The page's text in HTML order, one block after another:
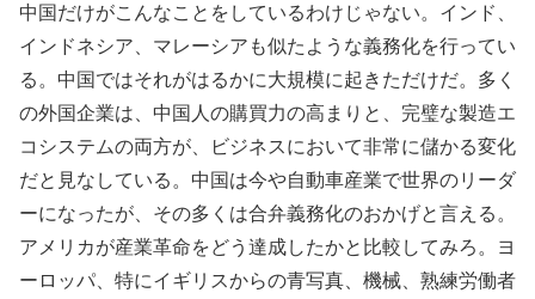
中国だけがこんなことをしているわけじゃない。インド、
インドネシア、マレーシアも似たような義務化を行ってい
る。中国ではそれがはるかに大規模に起きただけだ。多く
の外国企業は、中国人の購買力の高まりと、完璧な製造エ
コシステムの両方が、ビジネスにおいて非常に儲かる変化
だと見なしている。中国は今や自動車産業で世界のリーダ
ーになったが、その多くは合弁義務化のおかげと言える。
アメリカが産業革命をどう達成したかと比較してみろ。ヨ
ーロッパ、特にイギリスからの青写真、機械、熟練労働者